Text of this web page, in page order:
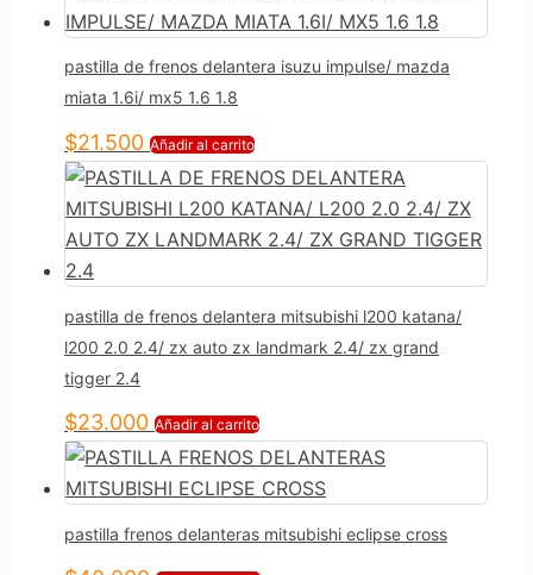
pastilla de frenos delantera isuzu impulse/ mazda
miata 1.6i/ mx5 1.6 1.8
$21.500 Añadir al carrito
pastilla de frenos delantera mitsubishi l200 katana/
l200 2.0 2.4/ zx auto zx landmark 2.4/ zx grand
tigger 2.4
$23.000 Añadir al carrito
pastilla frenos delanteras mitsubishi eclipse cross